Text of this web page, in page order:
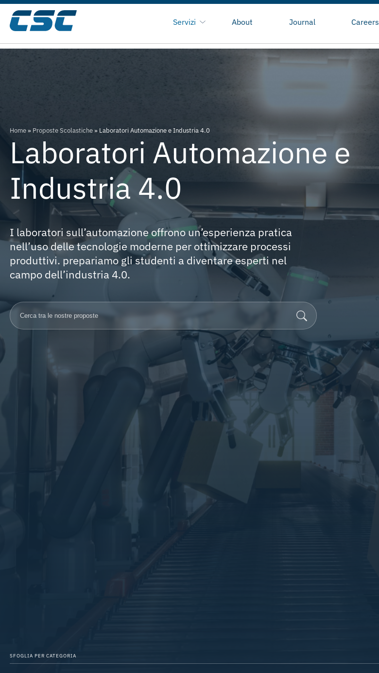
Servizi About Journal Careers
Home» Proposte Scolastiche» Laboratori Automazione e Industria 4.0
Laboratori Automazione e
Industria 4.0
I laboratori sull’automazione offrono un’esperienza pratica
nell’uso delle tecnologie moderne per ottimizzare processi
produttivi. prepariamo gli studenti a diventare esperti nel
campo dell’industria 4.0.
SFOGLIA PER CATEGORIA